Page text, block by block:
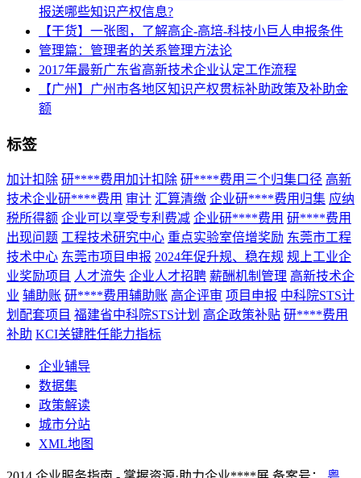
报送哪些知识产权信息?
【干货】一张图，了解高企-高培-科技小巨人申报条件
管理篇：管理者的关系管理方法论
2017年最新广东省高新技术企业认定工作流程
【广州】广州市各地区知识产权贯标补助政策及补助金
额
标签
加计扣除 研****费用加计扣除 研****费用三个归集口径 高新
技术企业研****费用 审计 汇算清缴 企业研****费用归集 应纳
税所得额 企业可以享受专利费减 企业研****费用 研****费用
出现问题 工程技术研究中心 重点实验室倍增奖励 东莞市工程
技术中心 东莞市项目申报 2024年促升规、稳在规 规上工业企
业奖励项目 人才流失 企业人才招聘 薪酬机制管理 高新技术企
业 辅助账 研****费用辅助账 高企评审 项目申报 中科院STS计
划配套项目 福建省中科院STS计划 高企政策补贴 研****费用
补助 KCI关键胜任能力指标
企业辅导
数据集
政策解读
城市分站
XML地图